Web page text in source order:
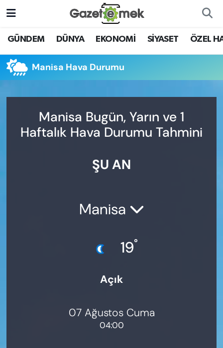
GÜNDEM DÜNYA EKONOMİ SİYASET ÖZEL
Manisa Hava Durumu
Manisa Bugün, Yarın ve 1
Haftalık Hava Durumu Tahmini
ŞU AN
Manisa
19°
Açık
07 Ağustos Cuma
04:00
DÜNYA
EKONOMİ
YENİ MEDYADA EMEK
GAZETECİLİĞİNİ GELİŞTİRMEK
Nöbetçi Eczaneler
Hava Durumu
Trafik Durumu
Süper Lig Puan Durumu ve Fikstür